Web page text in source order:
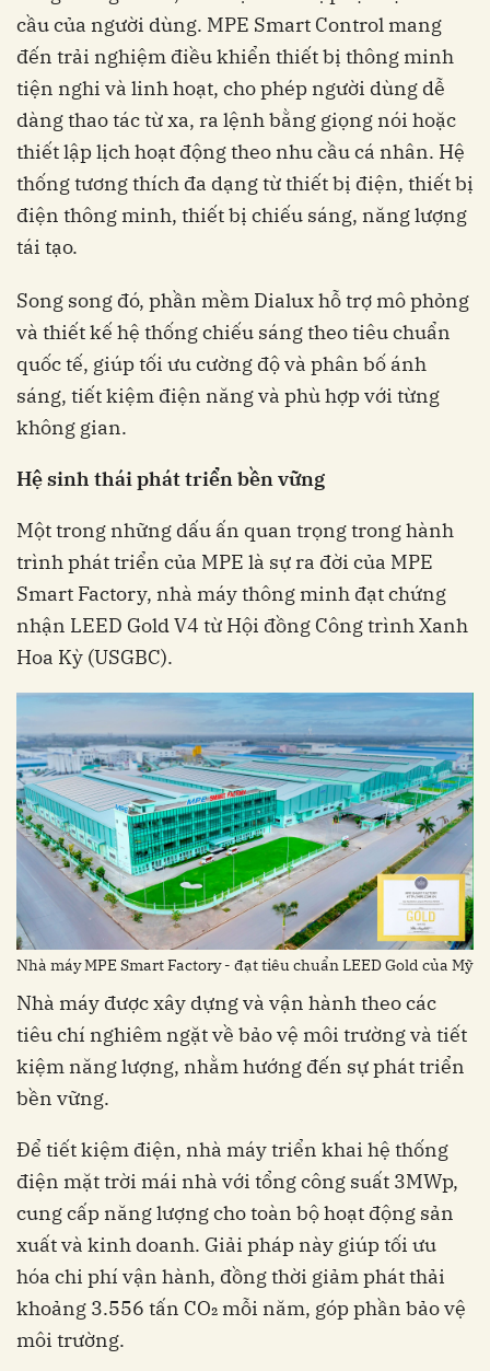
cầu của người dùng. MPE Smart Control mang
đến trải nghiệm điều khiển thiết bị thông minh
tiện nghi và linh hoạt, cho phép người dùng dễ
dàng thao tác từ xa, ra lệnh bằng giọng nói hoặc
thiết lập lịch hoạt động theo nhu cầu cá nhân. Hệ
thống tương thích đa dạng từ thiết bị điện, thiết bị
điện thông minh, thiết bị chiếu sáng, năng lượng
tái tạo.
Song song đó, phần mềm Dialux hỗ trợ mô phỏng
và thiết kế hệ thống chiếu sáng theo tiêu chuẩn
quốc tế, giúp tối ưu cường độ và phân bố ánh
sáng, tiết kiệm điện năng và phù hợp với từng
không gian.
Hệ sinh thái phát triển bền vững
Một trong những dấu ấn quan trọng trong hành
trình phát triển của MPE là sự ra đời của MPE
Smart Factory, nhà máy thông minh đạt chứng
nhận LEED Gold V4 từ Hội đồng Công trình Xanh
Hoa Kỳ (USGBC).
Nhà máy MPE Smart Factory - đạt tiêu chuẩn LEED Gold của Mỹ
Nhà máy được xây dựng và vận hành theo các
tiêu chí nghiêm ngặt về bảo vệ môi trường và tiết
kiệm năng lượng, nhằm hướng đến sự phát triển
bền vững.
Để tiết kiệm điện, nhà máy triển khai hệ thống
điện mặt trời mái nhà với tổng công suất 3MWp,
cung cấp năng lượng cho toàn bộ hoạt động sản
xuất và kinh doanh. Giải pháp này giúp tối ưu
hóa chi phí vận hành, đồng thời giảm phát thải
khoảng 3.556 tấn CO₂ mỗi năm, góp phần bảo vệ
môi trường.